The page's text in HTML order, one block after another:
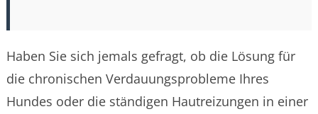
Haben Sie sich jemals gefragt, ob die Lösung für
die chronischen Verdauungsprobleme Ihres
Hundes oder die ständigen Hautreizungen in einer